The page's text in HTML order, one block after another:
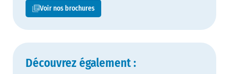
Voir nos brochures
Découvrez également :